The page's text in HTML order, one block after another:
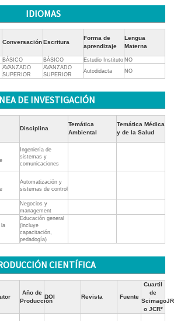
IDIOMAS
ConversaciónEscritura
Forma de
aprendizaje
Lengua
Materna
BÁSICO BÁSICO Estudio Instituto NO
AVANZADO
SUPERIOR
AVANZADO
SUPERIOR
Autodidacta NO
DE INVESTIGACIÓN
Disciplina
Temática
Ambiental
Temática Médica
y de la Salud
Ingeniería de
sistemas y
comunicaciones
Automatización y
sistemas de control
Negocios y
management
la
Educación general
(incluye
capacitación,
pedadogía)
CIENTÍFICA
Año de
Producción
DOI Revista Fuente
Cuartil
de
ScimagoJR
o JCR*